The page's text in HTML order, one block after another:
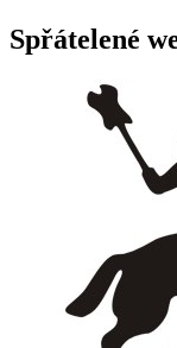
Spřátelené